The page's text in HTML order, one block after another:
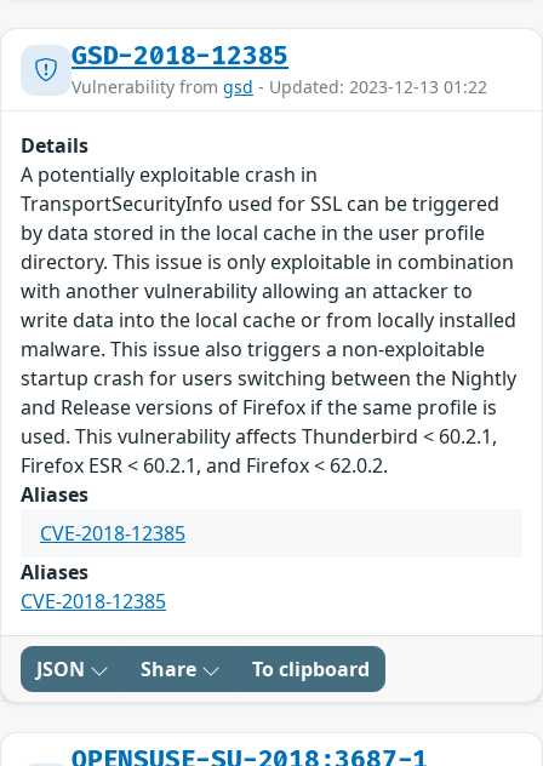
GSD-2018-12385
Vulnerability from gsd - Updated: 2023-12-13 01:22
Details
A potentially exploitable crash in
TransportSecurityInfo used for SSL can be triggered
by data stored in the local cache in the user profile
directory. This issue is only exploitable in combination
with another vulnerability allowing an attacker to
write data into the local cache or from locally installed
malware. This issue also triggers a non-exploitable
startup crash for users switching between the Nightly
and Release versions of Firefox if the same profile is
used. This vulnerability affects Thunderbird < 60.2.1,
Firefox ESR < 60.2.1, and Firefox < 62.0.2.
Aliases
CVE-2018-12385
Aliases
CVE-2018-12385
JSON Share To clipboard